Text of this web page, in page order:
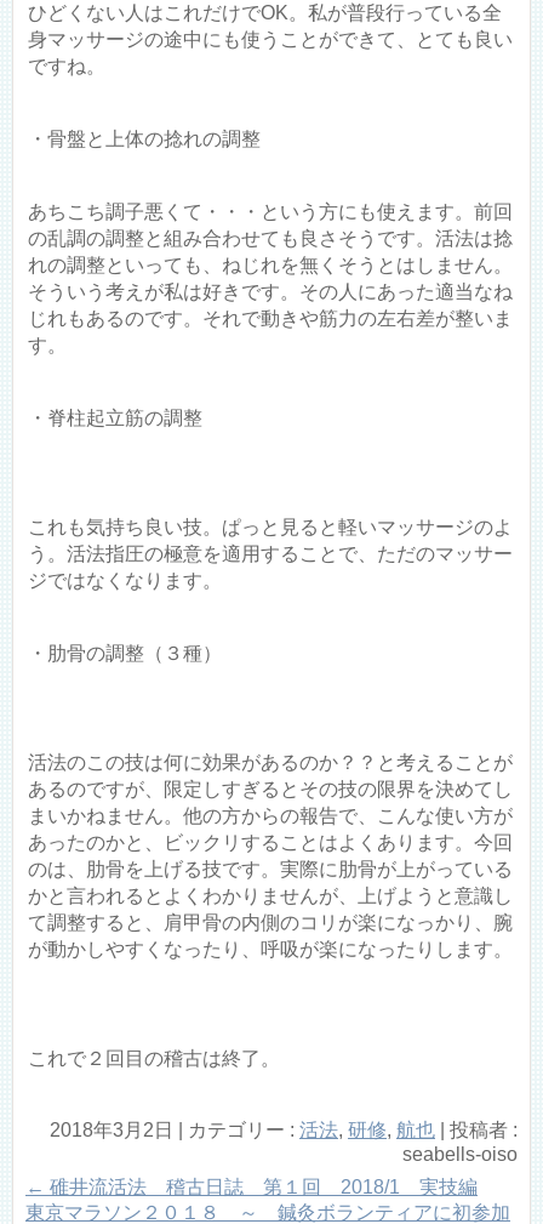
ひどくない人はこれだけでOK。私が普段行っている全
身マッサージの途中にも使うことができて、とても良い
ですね。
・骨盤と上体の捻れの調整
あちこち調子悪くて・・・という方にも使えます。前回
の乱調の調整と組み合わせても良さそうです。活法は捻
れの調整といっても、ねじれを無くそうとはしません。
そういう考えが私は好きです。その人にあった適当なね
じれもあるのです。それで動きや筋力の左右差が整いま
す。
・脊柱起立筋の調整
これも気持ち良い技。ぱっと見ると軽いマッサージのよ
う。活法指圧の極意を適用することで、ただのマッサー
ジではなくなります。
・肋骨の調整（３種）
活法のこの技は何に効果があるのか？？と考えることが
あるのですが、限定しすぎるとその技の限界を決めてし
まいかねません。他の方からの報告で、こんな使い方が
あったのかと、ビックリすることはよくあります。今回
のは、肋骨を上げる技です。実際に肋骨が上がっている
かと言われるとよくわかりませんが、上げようと意識し
て調整すると、肩甲骨の内側のコリが楽になっかり、腕
が動かしやすくなったり、呼吸が楽になったりします。
これで２回目の稽古は終了。
2018年3月2日 カテゴリー : 活法, 研修, 航也
投稿者 :
seabells-oiso
← 碓井流活法 稽古日誌 第１回 2018/1 実技編
東京マラソン２０１８ ～ 鍼灸ボランティアに初参加